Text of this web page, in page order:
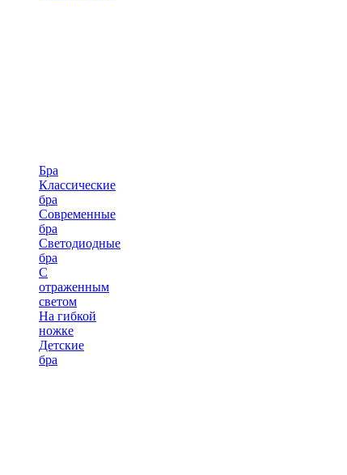
Бра
Классические
бра
Современные
бра
Светодиодные
бра
С
отраженным
светом
На гибкой
ножке
Детские
бра